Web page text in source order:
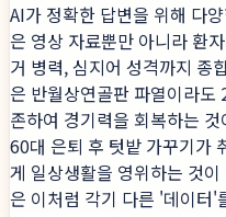
AI가 정확한 답변을 위해 다
은 영상 자료뿐만 아니라 환
거 병력, 심지어 성격까지 종
은 반월상연골판 파열이라도
존하여 경기력을 회복하는
60대 은퇴 후 텃밭 가꾸기가
게 일상생활을 영위하는 것
은 이처럼 각기 다른 '데이터'